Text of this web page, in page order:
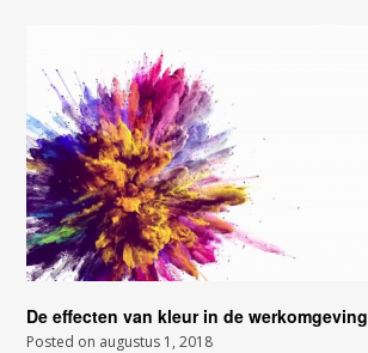
De effecten van kleur in de werkomgeving
Posted on augustus 1, 2018